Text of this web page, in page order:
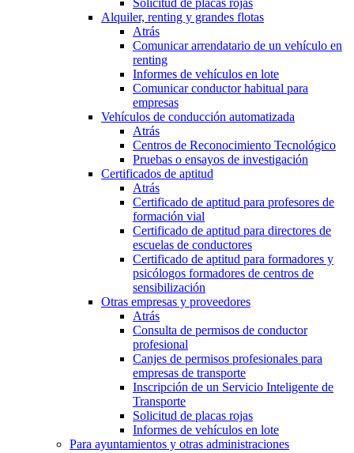
Solicitud de placas rojas
Alquiler, renting y grandes flotas
Atrás
Comunicar arrendatario de un vehículo en
renting
Informes de vehículos en lote
Comunicar conductor habitual para
empresas
Vehículos de conducción automatizada
Atrás
Centros de Reconocimiento Tecnológico
Pruebas o ensayos de investigación
Certificados de aptitud
Atrás
Certificado de aptitud para profesores de
formación vial
Certificado de aptitud para directores de
escuelas de conductores
Certificado de aptitud para formadores y
psicólogos formadores de centros de
sensibilización
Otras empresas y proveedores
Atrás
Consulta de permisos de conductor
profesional
Canjes de permisos profesionales para
empresas de transporte
Inscripción de un Servicio Inteligente de
Transporte
Solicitud de placas rojas
Informes de vehículos en lote
Para ayuntamientos y otras administraciones